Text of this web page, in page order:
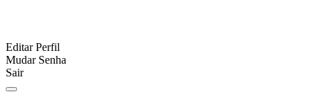
Editar Perfil
Mudar Senha
Sair